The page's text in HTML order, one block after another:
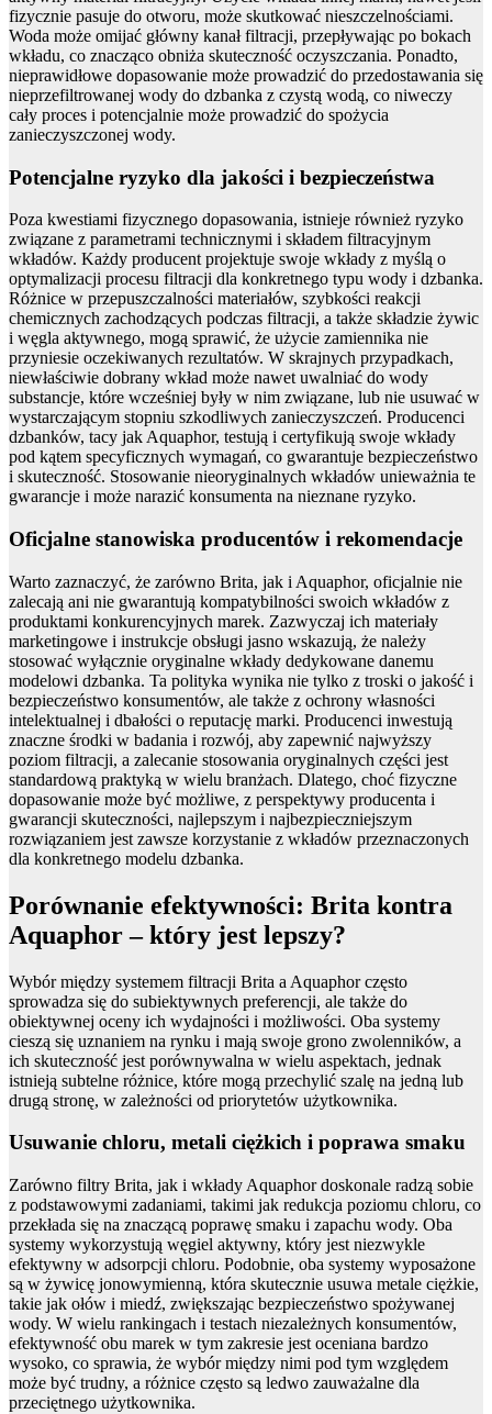
fizycznie pasuje do otworu, może skutkować nieszczelnościami.
Woda może omijać główny kanał filtracji, przepływając po bokach
wkładu, co znacząco obniża skuteczność oczyszczania. Ponadto,
nieprawidłowe dopasowanie może prowadzić do przedostawania się
nieprzefiltrowanej wody do dzbanka z czystą wodą, co niweczy
cały proces i potencjalnie może prowadzić do spożycia
zanieczyszczonej wody.
Potencjalne ryzyko dla jakości i bezpieczeństwa
Poza kwestiami fizycznego dopasowania, istnieje również ryzyko
związane z parametrami technicznymi i składem filtracyjnym
wkładów. Każdy producent projektuje swoje wkłady z myślą o
optymalizacji procesu filtracji dla konkretnego typu wody i dzbanka.
Różnice w przepuszczalności materiałów, szybkości reakcji
chemicznych zachodzących podczas filtracji, a także składzie żywic
i węgla aktywnego, mogą sprawić, że użycie zamiennika nie
przyniesie oczekiwanych rezultatów. W skrajnych przypadkach,
niewłaściwie dobrany wkład może nawet uwalniać do wody
substancje, które wcześniej były w nim związane, lub nie usuwać w
wystarczającym stopniu szkodliwych zanieczyszczeń. Producenci
dzbanków, tacy jak Aquaphor, testują i certyfikują swoje wkłady
pod kątem specyficznych wymagań, co gwarantuje bezpieczeństwo
i skuteczność. Stosowanie nieoryginalnych wkładów unieważnia te
gwarancje i może narazić konsumenta na nieznane ryzyko.
Oficjalne stanowiska producentów i rekomendacje
Warto zaznaczyć, że zarówno Brita, jak i Aquaphor, oficjalnie nie
zalecają ani nie gwarantują kompatybilności swoich wkładów z
produktami konkurencyjnych marek. Zazwyczaj ich materiały
marketingowe i instrukcje obsługi jasno wskazują, że należy
stosować wyłącznie oryginalne wkłady dedykowane danemu
modelowi dzbanka. Ta polityka wynika nie tylko z troski o jakość i
bezpieczeństwo konsumentów, ale także z ochrony własności
intelektualnej i dbałości o reputację marki. Producenci inwestują
znaczne środki w badania i rozwój, aby zapewnić najwyższy
poziom filtracji, a zalecanie stosowania oryginalnych części jest
standardową praktyką w wielu branżach. Dlatego, choć fizyczne
dopasowanie może być możliwe, z perspektywy producenta i
gwarancji skuteczności, najlepszym i najbezpieczniejszym
rozwiązaniem jest zawsze korzystanie z wkładów przeznaczonych
dla konkretnego modelu dzbanka.
Porównanie efektywności: Brita kontra
Aquaphor – który jest lepszy?
Wybór między systemem filtracji Brita a Aquaphor często
sprowadza się do subiektywnych preferencji, ale także do
obiektywnej oceny ich wydajności i możliwości. Oba systemy
cieszą się uznaniem na rynku i mają swoje grono zwolenników, a
ich skuteczność jest porównywalna w wielu aspektach, jednak
istnieją subtelne różnice, które mogą przechylić szalę na jedną lub
drugą stronę, w zależności od priorytetów użytkownika.
Usuwanie chloru, metali ciężkich i poprawa smaku
Zarówno filtry Brita, jak i wkłady Aquaphor doskonale radzą sobie
z podstawowymi zadaniami, takimi jak redukcja poziomu chloru, co
przekłada się na znaczącą poprawę smaku i zapachu wody. Oba
systemy wykorzystują węgiel aktywny, który jest niezwykle
efektywny w adsorpcji chloru. Podobnie, oba systemy wyposażone
są w żywicę jonowymienną, która skutecznie usuwa metale ciężkie,
takie jak ołów i miedź, zwiększając bezpieczeństwo spożywanej
wody. W wielu rankingach i testach niezależnych konsumentów,
efektywność obu marek w tym zakresie jest oceniana bardzo
wysoko, co sprawia, że wybór między nimi pod tym względem
może być trudny, a różnice często są ledwo zauważalne dla
przeciętnego użytkownika.